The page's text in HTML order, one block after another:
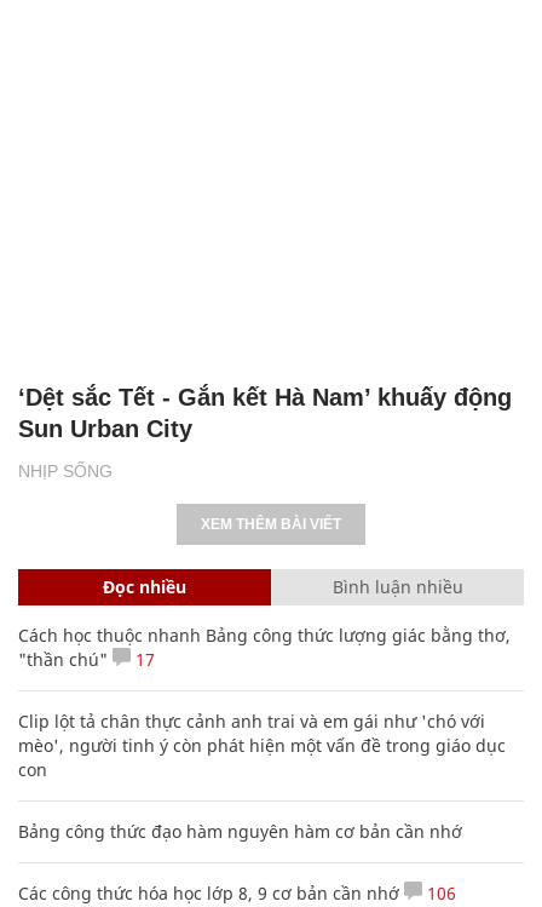
NHỊP SỐNG
‘Dệt sắc Tết - Gắn kết Hà Nam’ khuấy động
Sun Urban City
XEM THÊM BÀI VIẾT
Đọc nhiều Bình luận nhiều
Cách học thuộc nhanh Bảng công thức lượng giác bằng thơ,
"thần chú"
17
Clip lột tả chân thực cảnh anh trai và em gái như 'chó với
mèo', người tinh ý còn phát hiện một vấn đề trong giáo dục
con
Bảng công thức đạo hàm nguyên hàm cơ bản cần nhớ
Các công thức hóa học lớp 8, 9 cơ bản cần nhớ 106